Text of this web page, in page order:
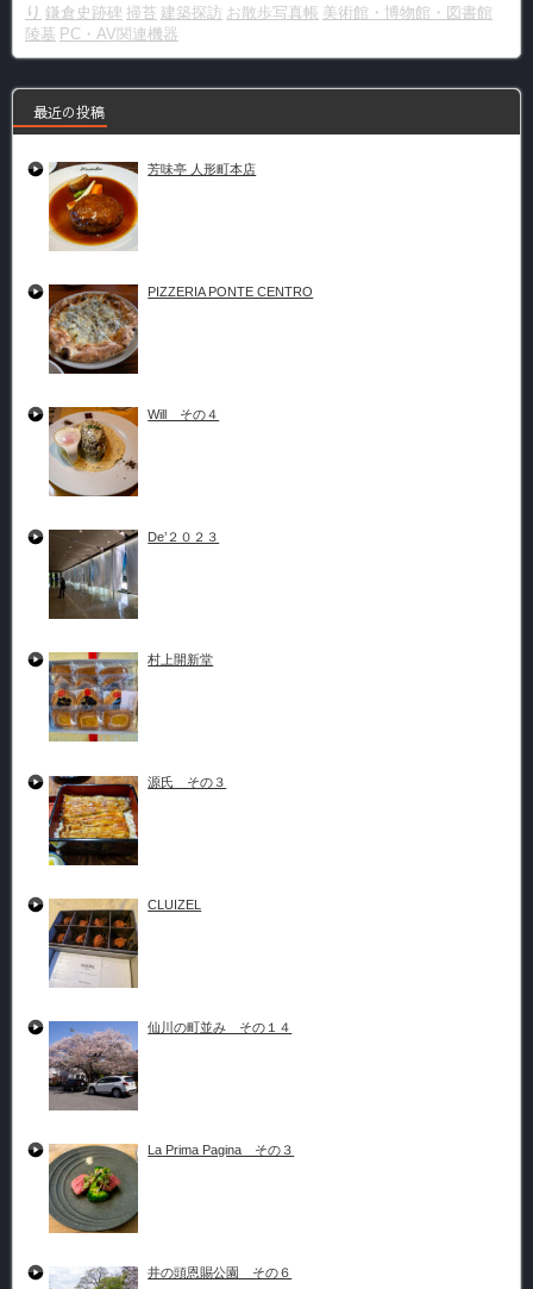
り 鎌倉史跡碑 掃苔 建築探訪 お散歩写真帳 美術館・博物館・図書館
陵墓 PC・AV関連機器
最近の投稿
芳味亭 人形町本店
PIZZERIA PONTE CENTRO
Will その４
De’２０２３
村上開新堂
源氏 その３
CLUIZEL
仙川の町並み その１４
La Prima Pagina その３
井の頭恩賜公園 その６